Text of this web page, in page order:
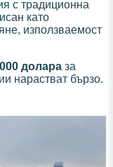
с традиционна
като
използваемост
долара за
нарастват бързо.